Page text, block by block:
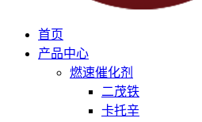
首页
产品中心
燃速催化剂
二茂铁
卡托辛